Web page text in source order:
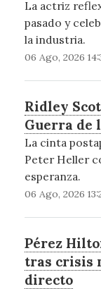
La actriz
pasado y
la industria.
06 Ago, 2026
Ridley
Guerra de
La cinta
Peter Heller
esperanza.
06 Ago, 2026
Pérez
tras crisis
directo